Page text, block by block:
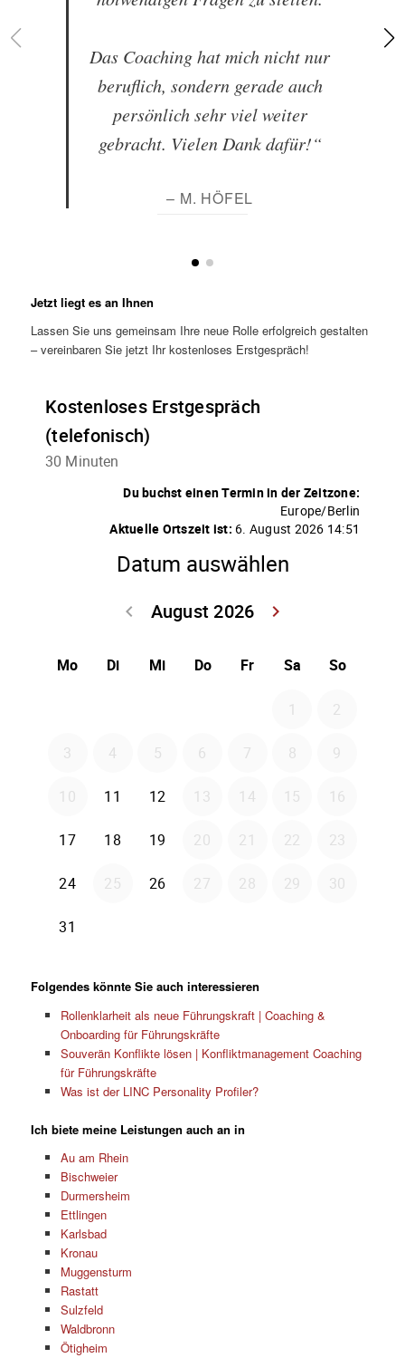
Das Coaching hat mich nicht nur
beruflich, sondern gerade auch
persönlich sehr viel weiter
gebracht. Vielen Dank dafür!“
– M. HÖFEL
Jetzt liegt es an Ihnen
Lassen Sie uns gemeinsam Ihre neue Rolle erfolgreich gestalten
– vereinbaren Sie jetzt Ihr kostenloses Erstgespräch!
Folgendes könnte Sie auch interessieren
Rollenklarheit als neue Führungskraft | Coaching &
Onboarding für Führungskräfte
Souverän Konflikte lösen | Konfliktmanagement Coaching
für Führungskräfte
Was ist der LINC Personality Profiler?
Ich biete meine Leistungen auch an in
Au am Rhein
Bischweier
Durmersheim
Ettlingen
Karlsbad
Kronau
Muggensturm
Rastatt
Sulzfeld
Waldbronn
Ötigheim